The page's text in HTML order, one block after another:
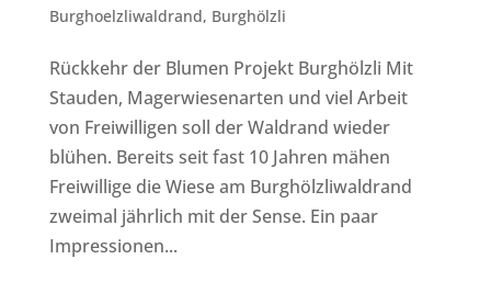
Burghoelzliwaldrand, Burghölzli
Rückkehr der Blumen Projekt Burghölzli Mit
Stauden, Magerwiesenarten und viel Arbeit
von Freiwilligen soll der Waldrand wieder
blühen. Bereits seit fast 10 Jahren mähen
Freiwillige die Wiese am Burghölzliwaldrand
zweimal jährlich mit der Sense. Ein paar
Impressionen...